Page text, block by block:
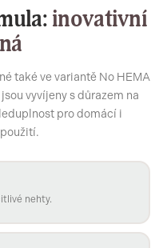
inovativní
také ve variantě No HEMA
vyvíjeny s důrazem na
pro domácí i
nehty.